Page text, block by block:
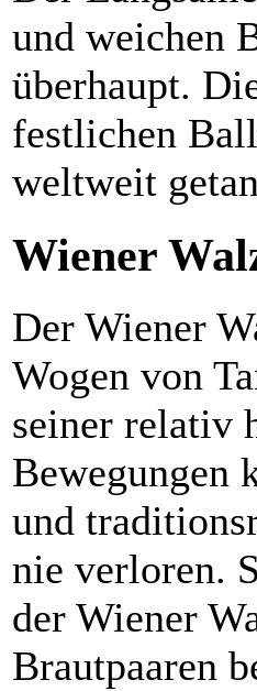
und weichen
überhaupt.
festlichen
weltweit
Wiener
Der Wiener
Wogen von
seiner relativ
Bewegungen
und
nie verloren.
der Wiener
Brautpaaren